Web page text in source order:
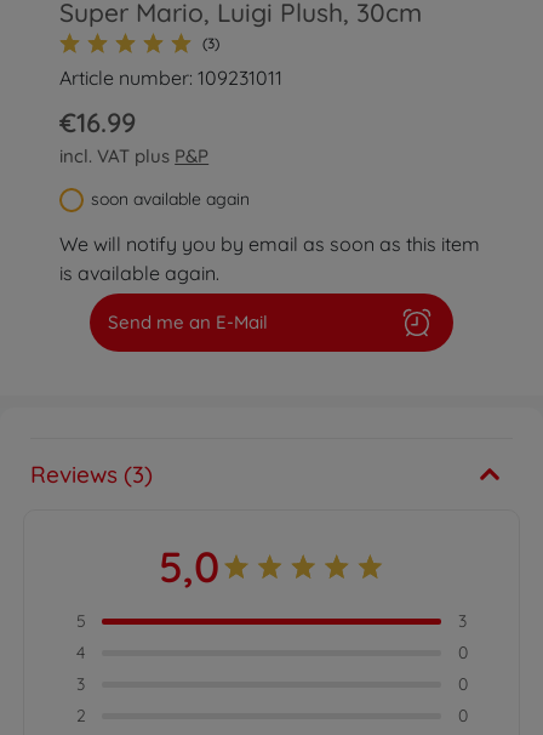
Super Mario, Luigi Plush, 30cm
(3)
Article number: 109231011
€16.99
incl. VAT plus P&P
soon available again
We will notify you by email as soon as this item
is available again.
Send me an E-Mail
Reviews (3)
5,0
5
3
4
0
3
0
2
0